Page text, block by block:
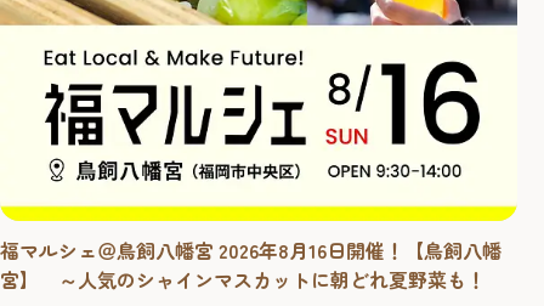
福マルシェ＠鳥飼八幡宮 2026年8月16日開催！【鳥飼八幡
宮】 ～人気のシャインマスカットに朝どれ夏野菜も！